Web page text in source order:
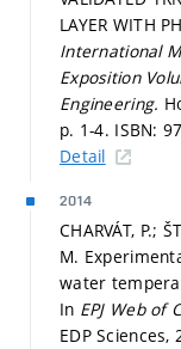
LAYER WITH
International
Exposition
Engineering.
p. 1-4. ISBN:
Detail
2014
CHARVÁT, P.;
M.
water
In EPJ Web of
EDP Sciences,